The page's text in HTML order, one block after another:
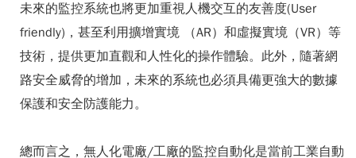
未來的監控系統也將更加重視人機交互的友善度(User
friendly)，甚至利用擴增實境 （AR）和虛擬實境（VR）等
技術，提供更加直觀和人性化的操作體驗。此外，隨著網
路安全威脅的增加，未來的系統也必須具備更強大的數據
保護和安全防護能力。
總而言之，無人化電廠/工廠的監控自動化是當前工業自動